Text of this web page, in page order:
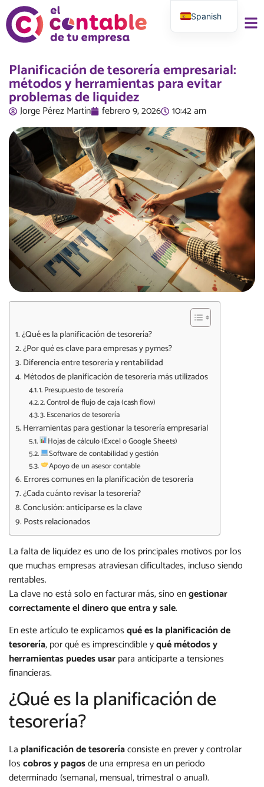
Planificación de tesorería empresarial:
métodos y herramientas para evitar
problemas de liquidez
Jorge Pérez Martí­n febrero 9, 2026 10:42 am
¿Qué es la planificación de tesorería?
¿Por qué es clave para empresas y pymes?
Diferencia entre tesorería y rentabilidad
Métodos de planificación de tesorería más utilizados
1. Presupuesto de tesorería
2. Control de flujo de caja (cash flow)
3. Escenarios de tesorería
Herramientas para gestionar la tesorería empresarial
Hojas de cálculo (Excel o Google Sheets)
Software de contabilidad y gestión
Apoyo de un asesor contable
Errores comunes en la planificación de tesorería
¿Cada cuánto revisar la tesorería?
Conclusión: anticiparse es la clave
Posts relacionados
La falta de liquidez es uno de los principales motivos por los
que muchas empresas atraviesan dificultades, incluso siendo
rentables.
La clave no está solo en facturar más, sino engestionar
correctamente el dinero que entra y sale.
En este artículo te explicamosqué es la planificación de
tesorería, por qué es imprescindible yqué métodos y
herramientas puedes usarpara anticiparte a tensiones
financieras.
¿Qué es la planificación de
tesorería?
La planificación de tesoreríaconsiste en prever y controlar
loscobros y pagosde una empresa en un periodo
determinado (semanal, mensual, trimestral o anual).
Spanish